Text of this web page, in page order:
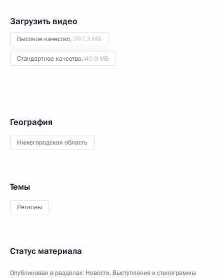
Загрузить видео
Высокое качество, 297.3 МБ
Стандартное качество,40.9 МБ
География
Нижегородская область
Темы
Регионы
Статус материала
Опубликован в разделах: Новости, Выступления и стенограммы